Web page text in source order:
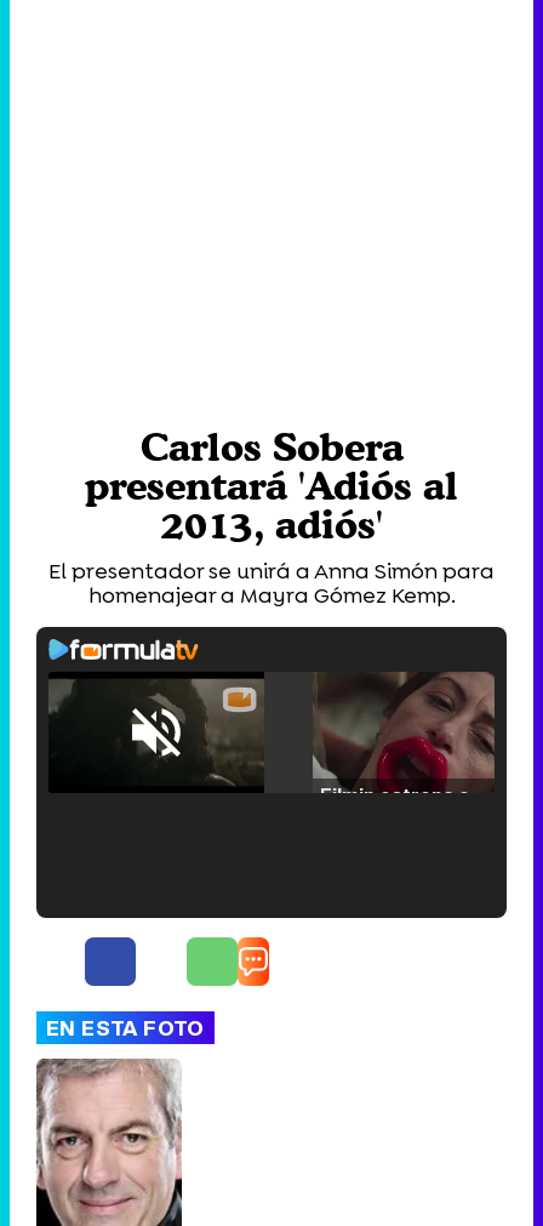
Carlos Sobera
presentará 'Adiós al
2013, adiós'
El presentador se unirá a Anna Simón para
homenajear a Mayra Gómez Kemp.
Unmute /
EN ESTA FOTO